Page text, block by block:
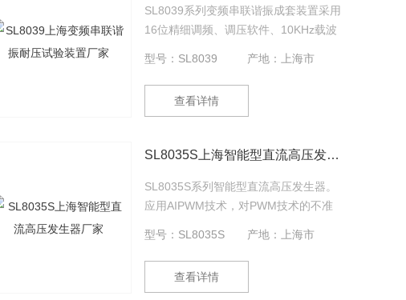
户的普遍要求而设计制造，采用微机控
制，机电一体全
SL8039系列变频串联谐振成套装置采用
16位精细调频、调压软件、10KHz载波
模块等配件，由变频调压电源、激励变
压器、高压电抗器、高精度电容分压器
和补偿电容器组成。
型号：SL8039 产地：上海市
查看详情
SL8035S上海智能型直流高压发生器厂家
SL8035S系列智能型直流高压发生器。
应用AIPWM技术，对PWM技术的不准
了大幅度提高。并采用AI技术设定过压
保护和过流保护取代了数字拨盘开关只
能设定电压值，不能设定电流值及电压
型号：SL8035S 产地：上海市
查看详情